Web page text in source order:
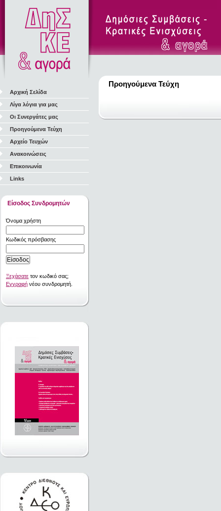
Αρχική Σελίδα
Λίγα λόγια για μας
Οι Συνεργάτες μας
Προηγούμενα Τεύχη
Αρχείο Τευχών
Ανακοινώσεις
Επικοινωνία
Links
Είσοδος Συνδρομητών
Όνομα χρήστη
Κωδικός πρόσβασης
Ξεχάσατε τον κωδικό σας;
Εγγραφή νέου συνδρομητή.
Προηγούμενα Τεύχη